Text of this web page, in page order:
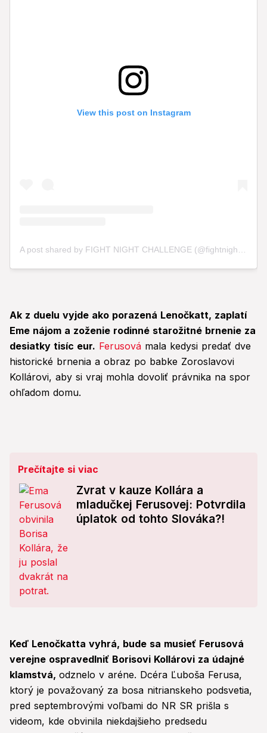
Ak z duelu vyjde ako porazená Lenočkatt, zaplatí
Eme nájom a zoženie rodinné starožitné brnenie za
desiatky tisíc eur. Ferusová mala kedysi predať dve
historické brnenia a obraz po babke Zoroslavovi
Kollárovi, aby si vraj mohla dovoliť právnika na spor
ohľadom domu.
Prečítajte si viac
Zvrat v kauze Kollára a
mladučkej Ferusovej: Potvrdila
úplatok od tohto Slováka?!
Keď Lenočkatta vyhrá, bude sa musieť Ferusová
verejne ospravedlniť Borisovi Kollárovi za údajné
klamstvá, odznelo v aréne. Dcéra Ľuboša Ferusa,
ktorý je považovaný za bosa nitrianskeho podsvetia,
pred septembrovými voľbami do NR SR prišla s
videom, kde obvinila niekdajšieho predsedu